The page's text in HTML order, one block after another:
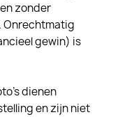
zonder
Onrechtmatig
gewin) is
dienen
en zijn niet